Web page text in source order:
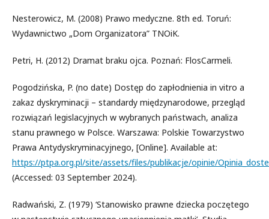
Nesterowicz, M. (2008) Prawo medyczne. 8th ed. Toruń:
Wydawnictwo „Dom Organizatora” TNOiK.
Petri, H. (2012) Dramat braku ojca. Poznań: FlosCarmeli.
Pogodzińska, P. (no date) Dostęp do zapłodnienia in vitro a
zakaz dyskryminacji – standardy międzynarodowe, przegląd
rozwiązań legislacyjnych w wybranych państwach, analiza
stanu prawnego w Polsce. Warszawa: Polskie Towarzystwo
Prawa Antydyskryminacyjnego, [Online]. Available at:
https://ptpa.org.pl/site/assets/files/publikacje/opinie/
(Accessed: 03 September 2024).
Radwański, Z. (1979) ‘Stanowisko prawne dziecka poczętego